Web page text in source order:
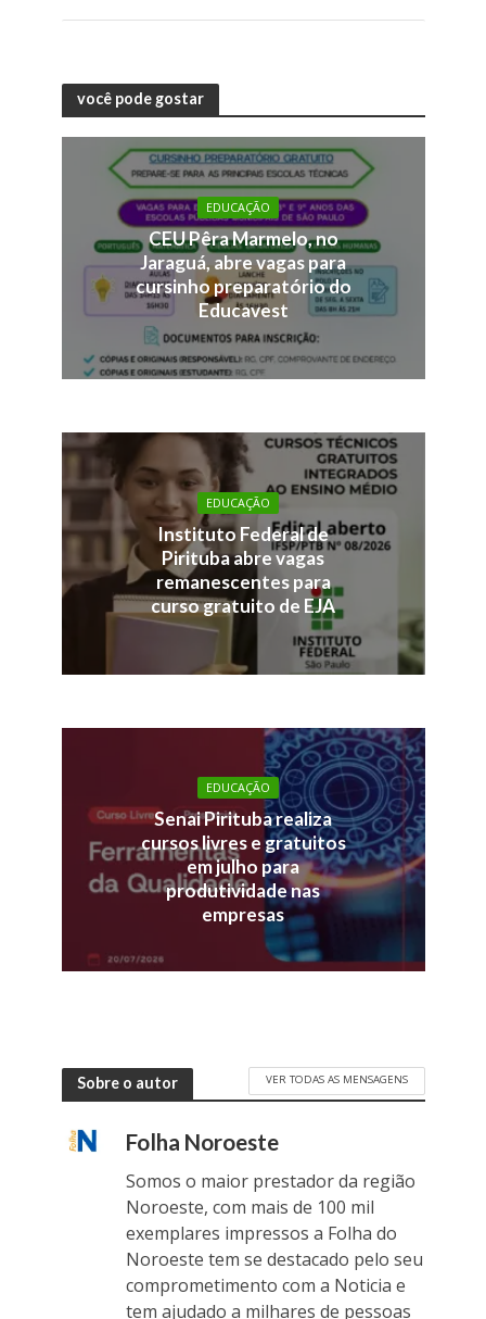
você pode gostar
EDUCAÇÃO
CEU Pêra Marmelo, no
Jaraguá, abre vagas para
cursinho preparatório do
Educavest
EDUCAÇÃO
Instituto Federal de
Pirituba abre vagas
remanescentes para
curso gratuito de EJA
EDUCAÇÃO
Senai Pirituba realiza
cursos livres e gratuitos
em julho para
produtividade nas
empresas
Sobre o autor VER TODAS AS MENSAGENS
Folha Noroeste
Somos o maior prestador da região
Noroeste, com mais de 100 mil
exemplares impressos a Folha do
Noroeste tem se destacado pelo seu
comprometimento com a Noticia e
tem ajudado a milhares de pessoas